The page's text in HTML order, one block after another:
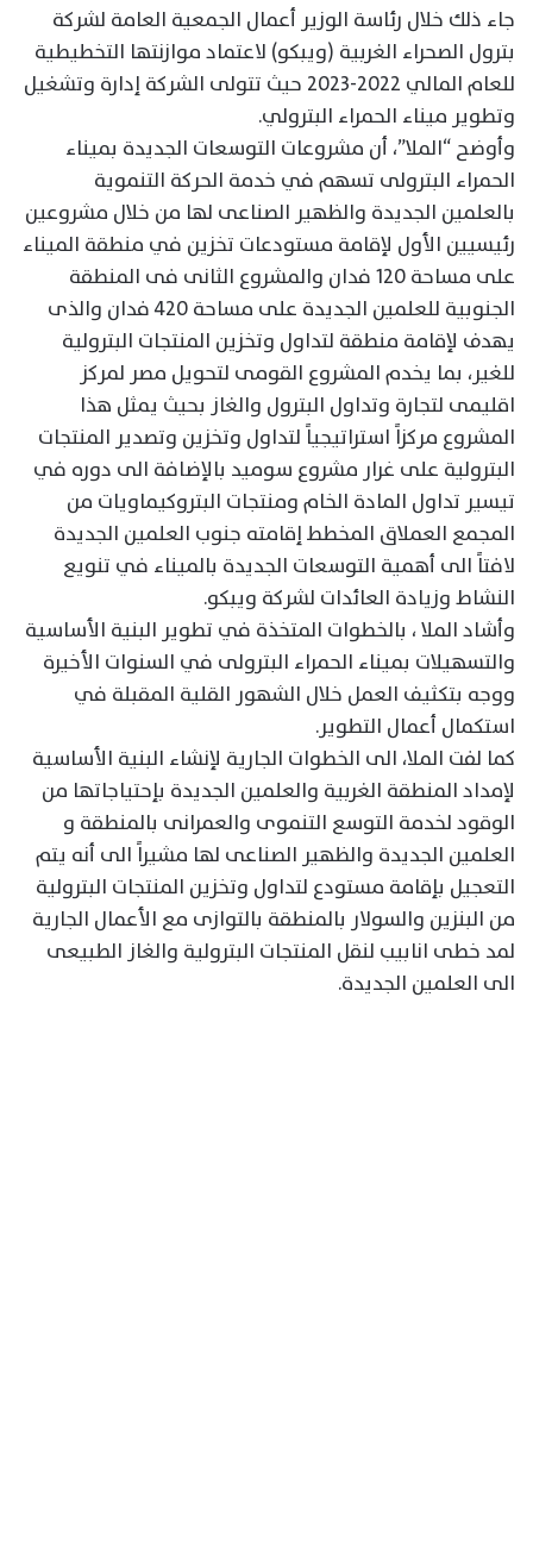
جاء ذلك خلال رئاسة الوزير أعمال الجمعية العامة لشركة
بترول الصحراء الغربية (ويبكو) لاعتماد موازنتها التخطيطية
للعام المالي 2022-2023 حيث تتولى الشركة إدارة وتشغيل
وتطوير ميناء الحمراء البترولي.
وأوضح “الملا”، أن مشروعات التوسعات الجديدة بميناء
الحمراء البترولى تسهم في خدمة الحركة التنموية
بالعلمين الجديدة والظهير الصناعى لها من خلال مشروعين
رئيسيين الأول لإقامة مستودعات تخزين في منطقة الميناء
على مساحة 120 فدان والمشروع الثانى فى المنطقة
الجنوبية للعلمين الجديدة على مساحة 420 فدان والذى
يهدف لإقامة منطقة لتداول وتخزين المنتجات البترولية
للغير، بما يخدم المشروع القومى لتحويل مصر لمركز
اقليمى لتجارة وتداول البترول والغاز بحيث يمثل هذا
المشروع مركزاً استراتيجياً لتداول وتخزين وتصدير المنتجات
البترولية على غرار مشروع سوميد بالإضافة الى دوره في
تيسير تداول المادة الخام ومنتجات البتروكيماويات من
المجمع العملاق المخطط إقامته جنوب العلمين الجديدة
لافتاً الى أهمية التوسعات الجديدة بالميناء في تنويع
النشاط وزيادة العائدات لشركة ويبكو.
وأشاد الملا ، بالخطوات المتخذة في تطوير البنية الأساسية
والتسهيلات بميناء الحمراء البترولى في السنوات الأخيرة
ووجه بتكثيف العمل خلال الشهور القلية المقبلة في
استكمال أعمال التطوير.
كما لفت الملا، الى الخطوات الجارية لإنشاء البنية الأساسية
لإمداد المنطقة الغربية والعلمين الجديدة بإحتياجاتها من
الوقود لخدمة التوسع التنموى والعمرانى بالمنطقة و
العلمين الجديدة والظهير الصناعى لها مشيراً الى أنه يتم
التعجيل بإقامة مستودع لتداول وتخزين المنتجات البترولية
من البنزين والسولار بالمنطقة بالتوازى مع الأعمال الجارية
لمد خطى انابيب لنقل المنتجات البترولية والغاز الطبيعى
الى العلمين الجديدة.